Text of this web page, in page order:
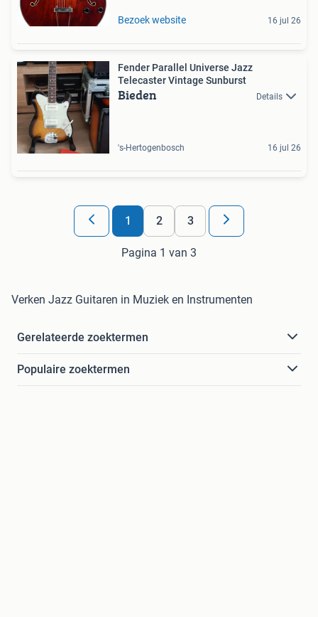
Bezoek website 16 jul 26
Fender Parallel Universe Jazz
Telecaster Vintage Sunburst
Bieden Details
's-Hertogenbosch 16 jul 26
1 2 3
Pagina 1 van 3
Verken Jazz Guitaren in Muziek en Instrumenten
Gerelateerde zoektermen
Populaire zoektermen